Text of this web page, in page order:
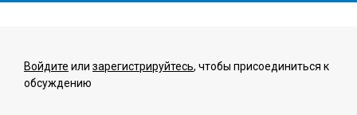
Войдите или зарегистрируйтесь, чтобы присоединиться к
обсуждению